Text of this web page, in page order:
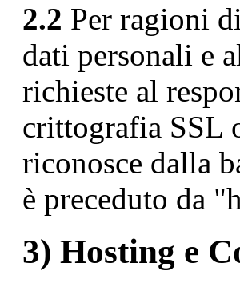
2.2 Per ragioni
dati personali e
richieste al
crittografia SSL
riconosce dalla
è preceduto da
3) Hosting e